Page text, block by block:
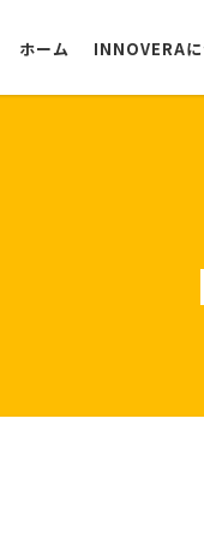
ホーム INNOVERA